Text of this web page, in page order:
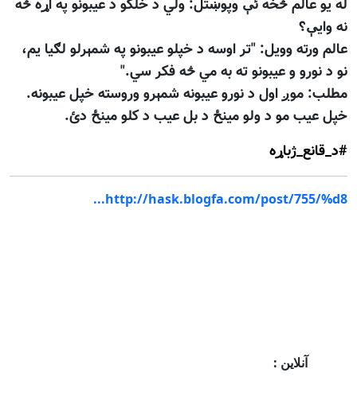
له یو عالم څخه ئې وپوښتل: ولي د خلکو د عیبونو په اړه څه
نه وایې؟
عالم ورته وویل: "تر اوسه د خپلو عیبونو په شمېرلو لګیا یم،
نو د نورو و عیبونو ته به مي څه فکر سي."
مطلب: موږ اول د نورو عیبونه شمېرو وروسته خپل عیبونه.
خپل عیب مو د ولو مینځ د بل عیب د کلو مینځ دئ.
‫#‏د_قانع_ژباړه‬
آنلاین :
http://hask.blogfa.com/post/755/%d8...